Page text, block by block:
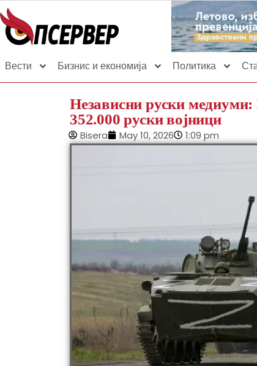
Вести Бизнис и економија Политика
Независни руски медиуми:
352.000 руски војници
Bisera May 10, 2026 1:09 pm